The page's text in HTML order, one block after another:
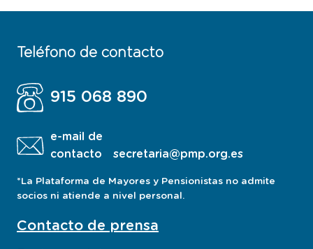
Teléfono de contacto
915 068 890
e-mail de
contacto
secretaria@pmp.org.es
*La Plataforma de Mayores y Pensionistas no admite
socios ni atiende a nivel personal.
Contacto de prensa